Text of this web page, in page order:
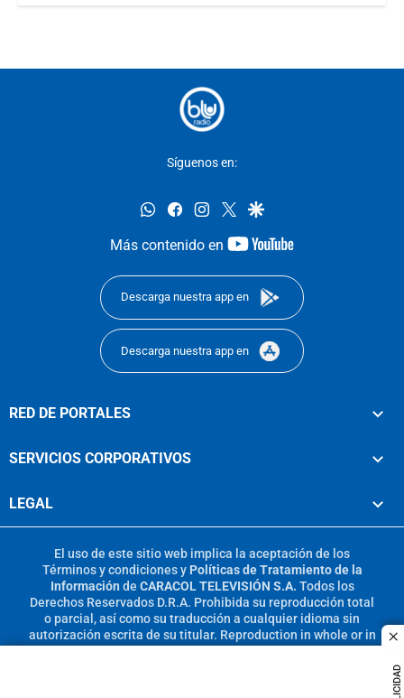
Síguenos en:
whatsappfacebookinstagram
twittergoogle
Más contenido en
youtube-
Descarga nuestra app en
Descarga nuestra app en
RED DE PORTALES
SERVICIOS CORPORATIVOS
LEGAL
El uso de este sitio web implica la aceptación de los
Términos y condicionesy Políticas de Tratamiento de la
Información de CARACOL TELEVISIÓN S.A. Todos los
Derechos Reservados D.R.A. Prohibida su reproducción total
o parcial, así como su traducción a cualquier idioma sin
autorización escrita de su titular. Reproduction in whole or in